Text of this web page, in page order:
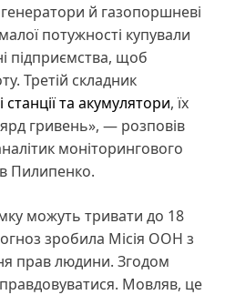
й газопоршневі
потужності купували
підприємства, щоб
Третій складник
станції та акумулятори, їх
гривень», — розповів
моніторингового
Пилипенко.
можуть тривати до 18
зробила Місія ООН з
прав людини. Згодом
Мовляв, це